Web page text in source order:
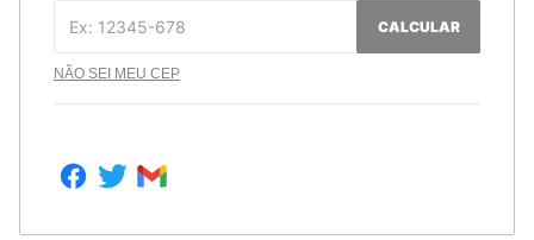
CALCULAR
NÃO SEI MEU CEP